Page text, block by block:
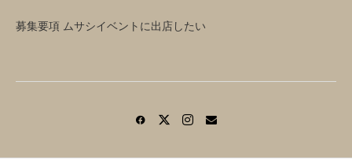
募集要項 ムサシイベントに出店したい